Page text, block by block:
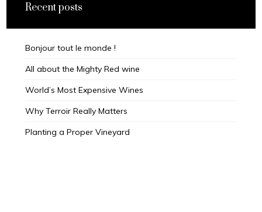
Recent posts
Bonjour tout le monde !
All about the Mighty Red wine
World’s Most Expensive Wines
Why Terroir Really Matters
Planting a Proper Vineyard